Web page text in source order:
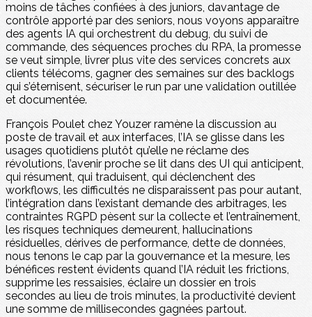
moins de tâches confiées à des juniors, davantage de
contrôle apporté par des seniors, nous voyons apparaître
des agents IA qui orchestrent du debug, du suivi de
commande, des séquences proches du RPA, la promesse
se veut simple, livrer plus vite des services concrets aux
clients télécoms, gagner des semaines sur des backlogs
qui s’éternisent, sécuriser le run par une validation outillée
et documentée.
François Poulet chez Youzer ramène la discussion au
poste de travail et aux interfaces, l’IA se glisse dans les
usages quotidiens plutôt qu’elle ne réclame des
révolutions, l’avenir proche se lit dans des UI qui anticipent,
qui résument, qui traduisent, qui déclenchent des
workflows, les difficultés ne disparaissent pas pour autant,
l’intégration dans l’existant demande des arbitrages, les
contraintes RGPD pèsent sur la collecte et l’entraînement,
les risques techniques demeurent, hallucinations
résiduelles, dérives de performance, dette de données,
nous tenons le cap par la gouvernance et la mesure, les
bénéfices restent évidents quand l’IA réduit les frictions,
supprime les ressaisies, éclaire un dossier en trois
secondes au lieu de trois minutes, la productivité devient
une somme de millisecondes gagnées partout.